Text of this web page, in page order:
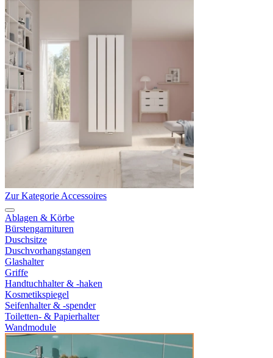
Zur Kategorie Accessoires
Ablagen & Körbe
Bürstengarnituren
Duschsitze
Duschvorhangstangen
Glashalter
Griffe
Handtuchhalter & -haken
Kosmetikspiegel
Seifenhalter & -spender
Toiletten- & Papierhalter
Wandmodule